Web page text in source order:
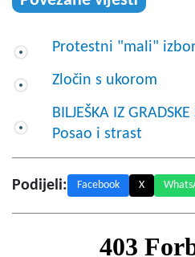
Protestni "mali"
Zločin s ukorom
BILJEŠKA IZ
Posao i strast
Podijeli: Facebook X